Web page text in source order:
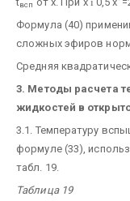
всп
Формула (40)
сложных эфиров
Средняя
3. Методы расчета
жидкостей в
3.1. Температуру
формуле (33),
табл. 19.
Таблица 19